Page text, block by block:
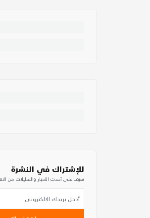
للإشتراك في النشرة
تعرف على أحدث الأخبار والتحليلات من